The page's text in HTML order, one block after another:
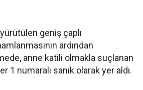
geniş çaplı
ardından
anne katili olmakla suçlanan
1 numaralı sanık olarak yer aldı.